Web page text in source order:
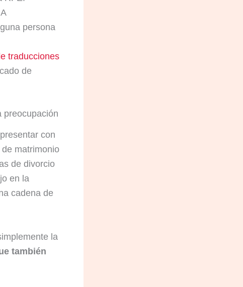
persona
traducciones
de
preocupación
con
matrimonio
de divorcio
en la
cadena de
la
también